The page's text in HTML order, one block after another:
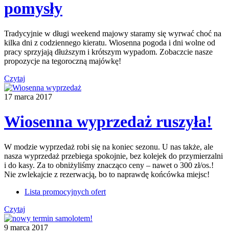
pomysły
Tradycyjnie w długi weekend majowy staramy się wyrwać choć na
kilka dni z codziennego kieratu. Wiosenna pogoda i dni wolne od
pracy sprzyjają dłuższym i krótszym wypadom. Zobaczcie nasze
propozycje na tegoroczną majówkę!
Czytaj
17 marca 2017
Wiosenna wyprzedaż ruszyła!
W modzie wyprzedaż robi się na koniec sezonu. U nas także, ale
nasza wyprzedaż przebiega spokojnie, bez kolejek do przymierzalni
i do kasy. Za to obniżyliśmy znacząco ceny – nawet o 300 zł/os.!
Nie zwlekajcie z rezerwacją, bo to naprawdę końcówka miejsc!
Lista promocyjnych ofert
Czytaj
9 marca 2017